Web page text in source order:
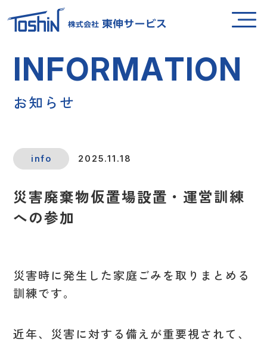
INFORMATION
お知 ら せ
災害廃棄物仮置場設置・運営訓練
への参加
info 2025.11.18
災害時に発生した家庭ごみを取りまとめる
訓練です。
近年、災害に対する備えが重要視されて、